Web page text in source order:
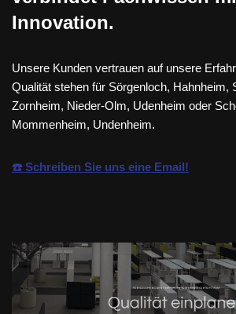
Innovation.
Unsere Kunden vertrauen auf unsere
Qualität stehen für Sörgenloch, Hahnheim,
Zornheim, Nieder-Olm, Udenheim oder
Mommenheim, Undenheim.
☎️ Schreiben Sie uns eine Email!